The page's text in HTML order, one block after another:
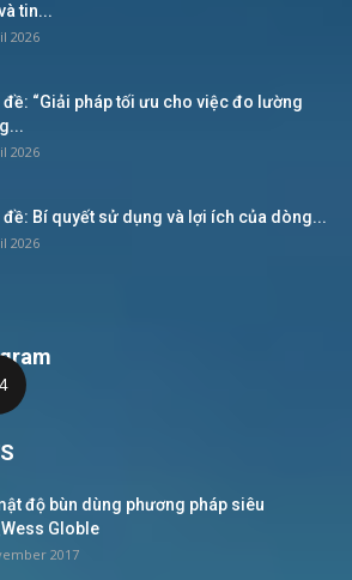
tin...
2026
đề: “Giải pháp tối ưu cho việc đo lường
2026
đề: Bí quyết sử dụng và lợi ích của dòng...
2026
độ bùn dùng phương pháp siêu
Globle
2017